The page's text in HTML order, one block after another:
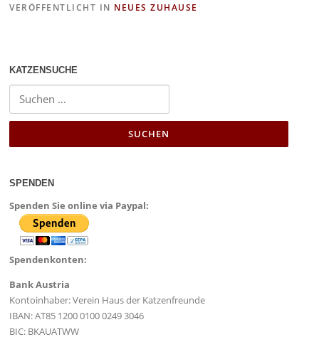
b
o
k
d
n
VERÖFFENTLICHT IN NEUES ZUHAUSE
KATZENSUCHE
SPENDEN
Spenden Sie online via Paypal:
Spendenkonten:
Bank Austria
Kontoinhaber: Verein Haus der Katzenfreunde
IBAN: AT85 1200 0100 0249 3046
BIC: BKAUATWW